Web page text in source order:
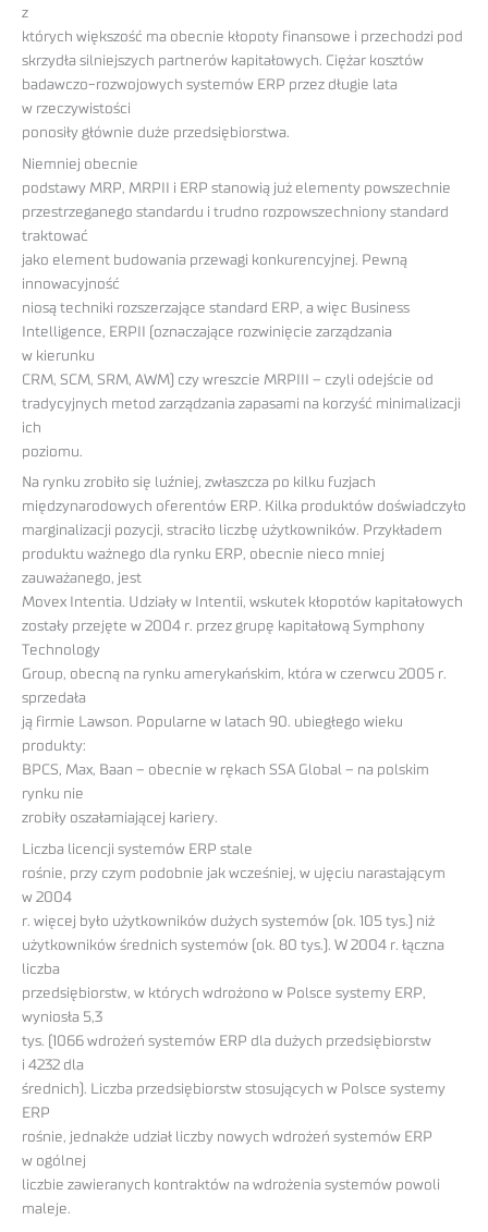
z
których większość ma obecnie kłopoty finansowe i przechodzi pod
skrzydła silniejszych partnerów kapitałowych. Ciężar kosztów
badawczo-rozwojowych systemów ERP przez długie lata
w rzeczywistości
ponosiły głównie duże przedsiębiorstwa.
Niemniej obecnie
podstawy MRP, MRPII i ERP stanowią już elementy powszechnie
przestrzeganego standardu i trudno rozpowszechniony standard
traktować
jako element budowania przewagi konkurencyjnej. Pewną
innowacyjność
niosą techniki rozszerzające standard ERP, a więc Business
Intelligence, ERPII (oznaczające rozwinięcie zarządzania
w kierunku
CRM, SCM, SRM, AWM) czy wreszcie MRPIII – czyli odejście od
tradycyjnych metod zarządzania zapasami na korzyść minimalizacji
ich
poziomu.
Na rynku zrobiło się luźniej, zwłaszcza po kilku fuzjach
międzynarodowych oferentów ERP. Kilka produktów doświadczyło
marginalizacji pozycji, straciło liczbę użytkowników. Przykładem
produktu ważnego dla rynku ERP, obecnie nieco mniej
zauważanego, jest
Movex Intentia. Udziały w Intentii, wskutek kłopotów kapitałowych
zostały przejęte w 2004 r. przez grupę kapitałową Symphony
Technology
Group, obecną na rynku amerykańskim, która w czerwcu 2005 r.
sprzedała
ją firmie Lawson. Popularne w latach 90. ubiegłego wieku
produkty:
BPCS, Max, Baan – obecnie w rękach SSA Global – na polskim
rynku nie
zrobiły oszałamiającej kariery.
Liczba licencji systemów ERP stale
rośnie, przy czym podobnie jak wcześniej, w ujęciu narastającym
w 2004
r. więcej było użytkowników dużych systemów (ok. 105 tys.) niż
użytkowników średnich systemów (ok. 80 tys.). W 2004 r. łączna
liczba
przedsiębiorstw, w których wdrożono w Polsce systemy ERP,
wyniosła 5,3
tys. (1066 wdrożeń systemów ERP dla dużych przedsiębiorstw
i 4232 dla
średnich). Liczba przedsiębiorstw stosujących w Polsce systemy
ERP
rośnie, jednakże udział liczby nowych wdrożeń systemów ERP
w ogólnej
liczbie zawieranych kontraktów na wdrożenia systemów powoli
maleje.